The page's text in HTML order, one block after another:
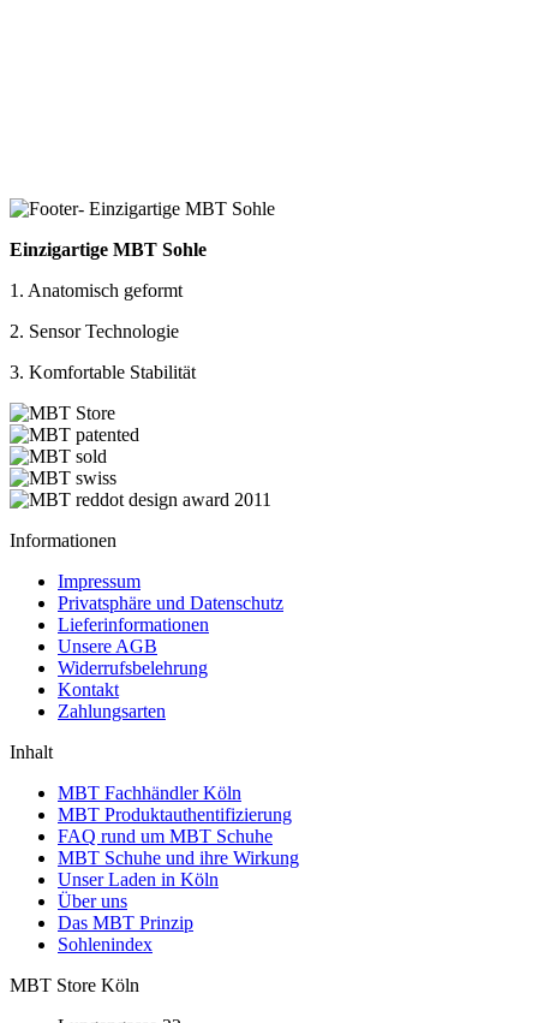
Einzigartige MBT Sohle
1. Anatomisch geformt
2. Sensor Technologie
3. Komfortable Stabilität
Informationen
Impressum
Privatsphäre und Datenschutz
Lieferinformationen
Unsere AGB
Widerrufsbelehrung
Kontakt
Zahlungsarten
Inhalt
MBT Fachhändler Köln
MBT Produktauthentifizierung
FAQ rund um MBT Schuhe
MBT Schuhe und ihre Wirkung
Unser Laden in Köln
Über uns
Das MBT Prinzip
Sohlenindex
MBT Store Köln